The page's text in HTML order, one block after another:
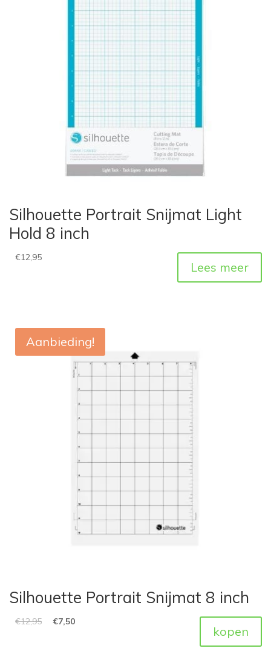
Silhouette Portrait Snijmat Light
Hold 8 inch
€12,95
Lees meer
Aanbieding!
Silhouette Portrait Snijmat 8 inch
€12,95 €7,50
kopen